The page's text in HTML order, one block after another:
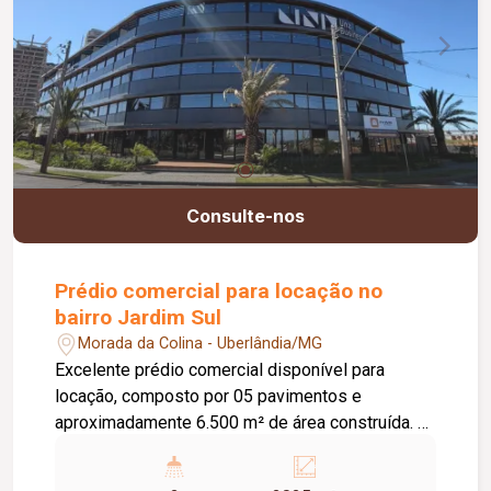
Consulte-nos
Prédio comercial para locação no
bairro Jardim Sul
Morada da Colina - Uberlândia/MG
Excelente prédio comercial disponível para
locação, composto por 05 pavimentos e
aproximadamente 6.500 m² de área construída. O
com opções de lojas e salas a partir de R$150